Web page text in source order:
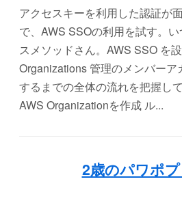
アクセスキーを利用した認証が
で、AWS SSOの利用を試す。
スメソッドさん。AWS SSO を
Organizations 管理のメンバー
するまでの全体の流れを把握し
AWS Organizationを作成 ル...
2歳のパワポ